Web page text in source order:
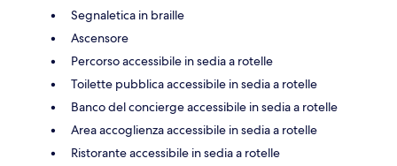
Segnaletica in braille
Ascensore
Percorso accessibile in sedia a rotelle
Toilette pubblica accessibile in sedia a rotelle
Banco del concierge accessibile in sedia a rotelle
Area accoglienza accessibile in sedia a rotelle
Ristorante accessibile in sedia a rotelle